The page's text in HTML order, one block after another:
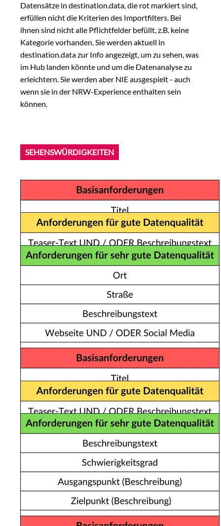
Datensätze in destination.data, die rot markiert sind,
erfüllen nicht die Kriterien des Importfilters. Bei
ihnen sind nicht alle Pflichtfelder befüllt, z.B. keine
Kategorie vorhanden. Sie werden aktuell in
destination.data zur Info angezeigt, um zu sehen, was
im Hub landen könnte und um die Datenanalyse zu
erleichtern. Sie werden aber NIE ausgespielt - auch
wenn sie in der NRW-Experience enthalten sein
können.
SEHENSWÜRDIGKEITEN
TOUREN & WEGE
GASTRONOMIE